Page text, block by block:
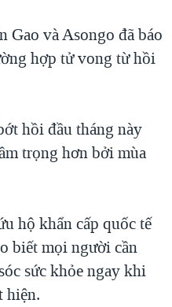
TRỘM HẢI SÂM
TỪ NÔNG THÔN MỸ
Gao và Asongo đã báo
hợp tử vong từ hồi
hồi đầu tháng này
trọng hơn bởi mùa
hộ khẩn cấp quốc tế
biết mọi người cần
sức khỏe ngay khi
hiện.